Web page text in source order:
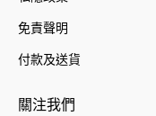
免責聲明
付款及送貨
關注我們